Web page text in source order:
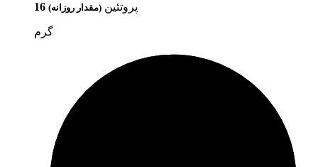
16 (مقدار روزانه) پروتئین
گرم